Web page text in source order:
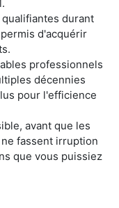
durant
d'acquérir
professionnels
décennies
pour l'efficience
avant que les
fassent irruption
que vous puissiez